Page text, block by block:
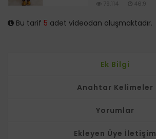
79.114
46:9
Bu tarif 5 adet videodan oluşmaktadır.
Ek Bilgi
Anahtar Kelimeler
Yorumlar
Ekleyen Üye İletişim